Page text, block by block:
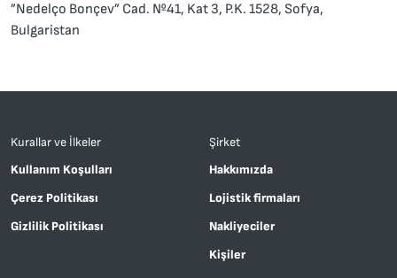
”Nedelço Bonçev” Cad. №41, Kat 3, P.K. 1528, Sofya,
Bulgaristan
Kurallar ve İlkeler
Kullanım Koşulları
Çerez Politikası
Gizlilik Politikası
Şirket
Hakkımızda
Lojistik firmaları
Nakliyeciler
Kişiler